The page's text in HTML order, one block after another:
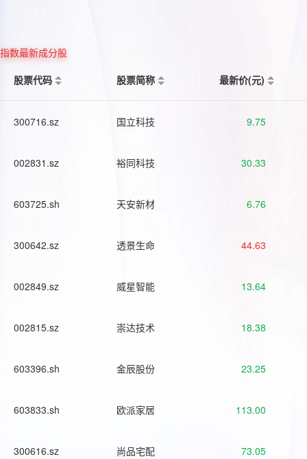
指数最新成分股
股票代码
股票简称 最新价(元)
300716.sz 国立科技 9.75
002831.sz 裕同科技 30.33
603725.sh 天安新材 6.76
300642.sz 透景生命 44.63
002849.sz 威星智能 13.64
002815.sz 崇达技术 18.38
603396.sh 金辰股份 23.25
603833.sh 欧派家居 113.00
300616.sz 尚品宅配 73.05